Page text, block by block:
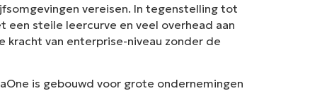
vereisen. In tegenstelling tot
een steile leercurve en veel overhead aan
kracht van enterprise-niveau zonder de
is gebouwd voor grote ondernemingen